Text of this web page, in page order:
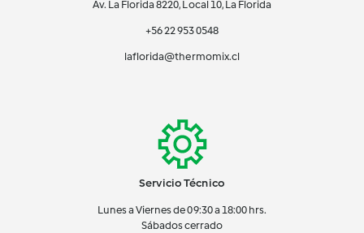
Av. La Florida 8220, Local 10, La Florida
+56 22 953 0548
laflorida@thermomix.cl
Servicio Técnico
Lunes a Viernes de 09:30 a 18:00 hrs.
Sábados cerrado